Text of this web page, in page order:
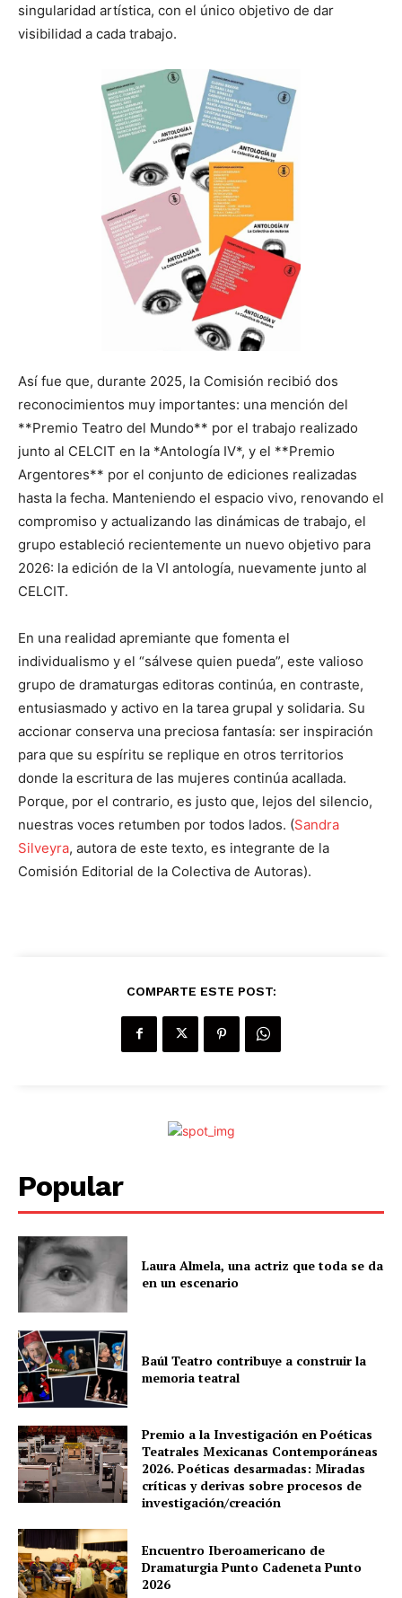
singularidad artística, con el único objetivo de dar
visibilidad a cada trabajo.
Así fue que, durante 2025, la Comisión recibió dos
reconocimientos muy importantes: una mención del
**Premio Teatro del Mundo** por el trabajo realizado
junto al CELCIT en la *Antología IV*, y el **Premio
Argentores** por el conjunto de ediciones realizadas
hasta la fecha. Manteniendo el espacio vivo, renovando el
compromiso y actualizando las dinámicas de trabajo, el
grupo estableció recientemente un nuevo objetivo para
2026: la edición de la VI antología, nuevamente junto al
CELCIT.
En una realidad apremiante que fomenta el
individualismo y el “sálvese quien pueda”, este valioso
grupo de dramaturgas editoras continúa, en contraste,
entusiasmado y activo en la tarea grupal y solidaria. Su
accionar conserva una preciosa fantasía: ser inspiración
para que su espíritu se replique en otros territorios
donde la escritura de las mujeres continúa acallada.
Porque, por el contrario, es justo que, lejos del silencio,
nuestras voces retumben por todos lados. (Sandra
Silveyra, autora de este texto, es integrante de la
Comisión Editorial de la Colectiva de Autoras).
COMPARTE ESTE POST:
Popular
Laura Almela, una actriz que toda se da
en un escenario
Baúl Teatro contribuye a construir la
memoria teatral
Premio a la Investigación en Poéticas
Teatrales Mexicanas Contemporáneas
2026. Poéticas desarmadas: Miradas
críticas y derivas sobre procesos de
investigación/creación
Encuentro Iberoamericano de
Dramaturgia Punto Cadeneta Punto
2026